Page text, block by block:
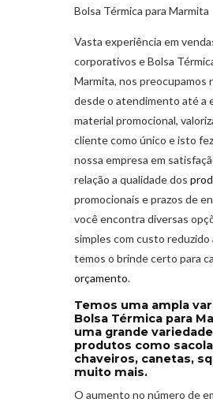
Bolsa Térmica para Marmita
Vasta experiência em
corporativos e Bolsa
Marmita, nos preocupamos
desde o atendimento até a
material promocional,
cliente como único e isto
nossa empresa em
relação a qualidade dos
promocionais e prazos de
você encontra diversas
simples com custo
temos o brinde certo para
orçamento.
Temos uma ampla
Bolsa Térmica para
uma grande
produtos como
chaveiros, canetas,
muito mais.
O aumento no número de